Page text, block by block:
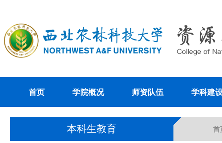
首页 学院概况 师资队伍 学科建
本科生教育 首